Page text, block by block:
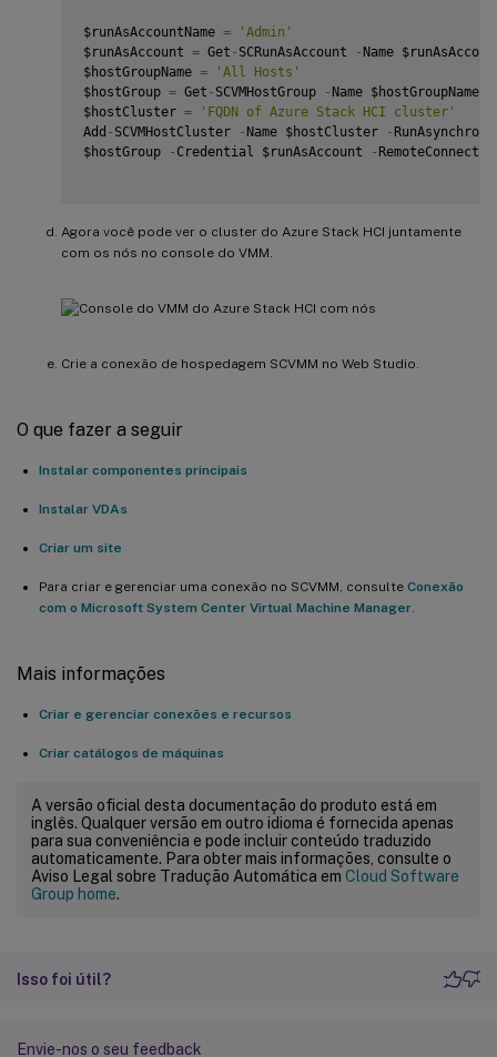
$runAsAccountName =
'Admin'
$runAsAccount = Get - SCRunAsAccount - Name
$hostGroupName =
'All Hosts'
$hostGroup = Get - SCVMHostGroup - Name $hostGroupName
$hostCluster =
'FQDN of Azure Stack HCI cluster'
Add - SCVMHostCluster - Name $hostCluster -
$hostGroup
- Credential $runAsAccount -
Agora você pode ver o cluster do Azure Stack HCI juntamente
com os nós no console do VMM.
Crie a conexão de hospedagem SCVMM no Web Studio.
O que fazer a seguir
Instalar componentes principais
Instalar VDAs
Criar um site
Para criar e gerenciar uma conexão no SCVMM, consulte Conexão
com o Microsoft System Center Virtual Machine Manager
Mais informações
Criar e gerenciar conexões e recursos
Criar catálogos de máquinas
A versão oficial desta documentação do produto está em
inglês. Qualquer versão em outro idioma é fornecida apenas
para sua conveniência e pode incluir conteúdo traduzido
automaticamente. Para obter mais informações, consulte o
Aviso Legal sobre Tradução Automática em Cloud Software
Group home.
Isso foi útil?
Envie-nos o seu feedback